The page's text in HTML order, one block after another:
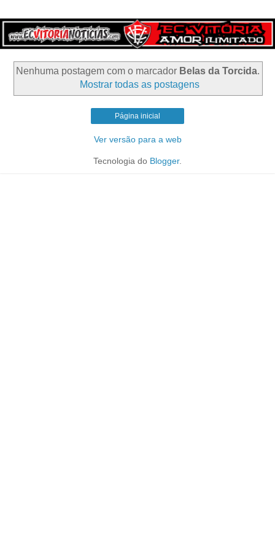
Nenhuma postagem com o marcador Belas da Torcida.
Mostrar todas as postagens
Página inicial
Ver versão para a web
Tecnologia do Blogger.